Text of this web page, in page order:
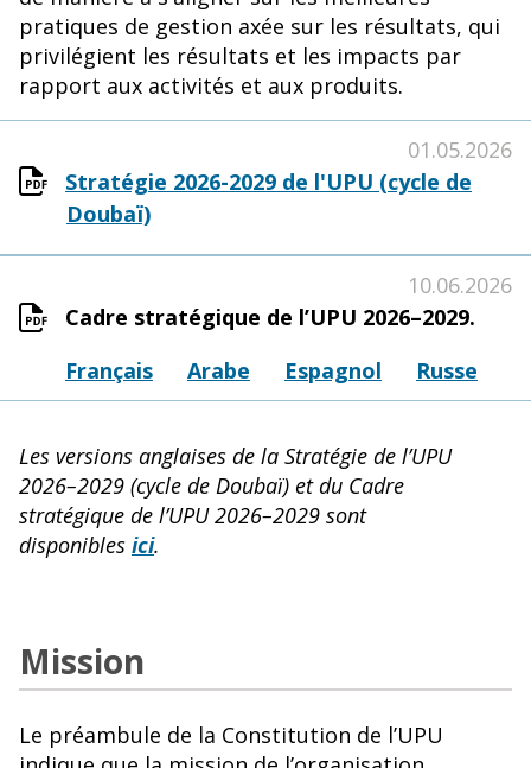
pratiques de gestion axée sur les résultats, qui
privilégient les résultats et les impacts par
rapport aux activités et aux produits.
Stratégie 2026-2029 de l'UPU (cycle de
Doubaï)
01.05.2026
Cadre stratégique de l’UPU 2026–2029.
10.06.2026
Français Arabe Espagnol Russe
Les versions anglaises de la Stratégie de l’UPU
2026–2029 (cycle de Doubaï) et du Cadre
stratégique de l’UPU 2026–2029 sont
disponibles ici.
Mission
Le préambule de la Constitution de l’UPU